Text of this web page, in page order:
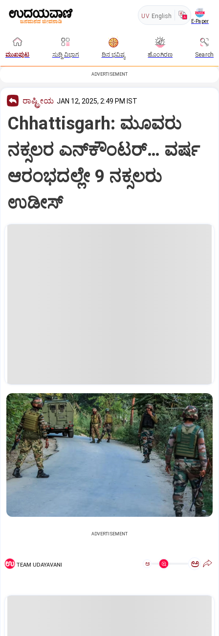
UV English
E-Paper
ಮುಖಪುಟ ಸುದ್ದಿ ವಿಭಾಗ ದಿನ ಭವಿಷ್ಯ ಹೊಂಗಿರಣ Search
ADVERTISEMENT
ರಾಷ್ಟ್ರೀಯ JAN 12, 2025, 2:49 PM IST
Chhattisgarh: ಮೂವರು
ನಕ್ಸಲರ ಎನ್‌ಕೌಂಟರ್‌… ವರ್ಷ
ಆರಂಭದಲ್ಲೇ 9 ನಕ್ಸಲರು
ಉಡೀಸ್
ADVERTISEMENT
TEAM UDAYAVANI ಅ ಅ